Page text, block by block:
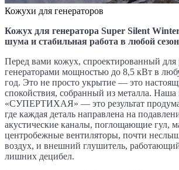
Кожухи для генераторов
Кожух для генератора Super Silent
шума и стабильная работа в любой сезон
Перед вами кожух, спроектированный для
генераторами мощностью до 8,5 кВт в
год. Это не просто укрытие — это
спокойствия, собранный из металла. Наша
«СУПЕРТИХАЯ» — это результат
где каждая деталь направлена на
акустические каналы, поглощающие гул,
центробежные вентиляторы, почти
воздух, и внешний глушитель,
лишних децибел.